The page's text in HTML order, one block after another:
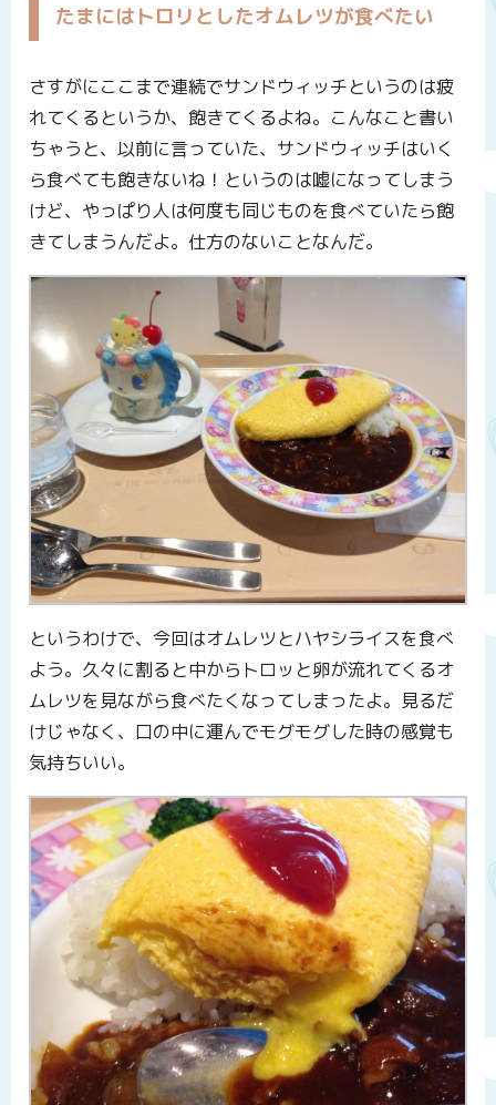
たまにはトロリとしたオムレツが食べたい
さすがにここまで連続でサンドウィッチというのは疲
れてくるというか、飽きてくるよね。こんなこと書い
ちゃうと、以前に言っていた、サンドウィッチはいく
ら食べても飽きないね！というのは嘘になってしまう
けど、やっぱり人は何度も同じものを食べていたら飽
きてしまうんだよ。仕方のないことなんだ。
というわけで、今回はオムレツとハヤシライスを食べ
よう。久々に割ると中からトロッと卵が流れてくるオ
ムレツを見ながら食べたくなってしまったよ。見るだ
けじゃなく、口の中に運んでモグモグした時の感覚も
気持ちいい。